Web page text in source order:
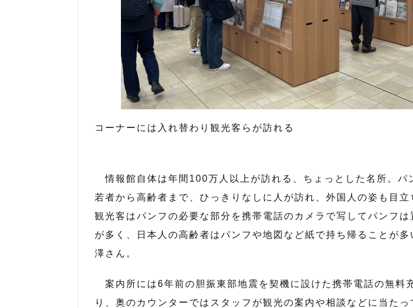
コーナーには入れ替わり観光客らが訪れる
情報館自体は年間100万人以上が訪れる、ちょっとした名所。パ
若者から高齢者まで、ひっきりなしに人が訪れ、外国人の姿も目立
観光客はパンフの必要な部分を携帯電話のカメラで写してパンフは
が多く、日本人の高齢者はパンフや地図など紙で持ち帰ることが多
澤さん。
案内所には6年前の胆振東部地震を契機に設けた携帯電話の無料
り、奥のカウンターではスタッフが観光の案内や相談などに当たっ